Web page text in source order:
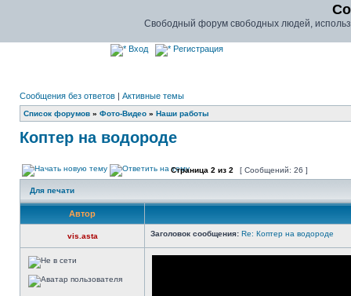
Свободный форум свободных людей,
Вход Регистрация
Сообщения без ответов | Активные темы
Список форумов » Фото-Видео » Наши работы
Коптер на водороде
Страница 2 из 2 [ Сообщений: 26 ]
Для печати
Автор
vis.asta Заголовок сообщения: Re: Коптер на водороде